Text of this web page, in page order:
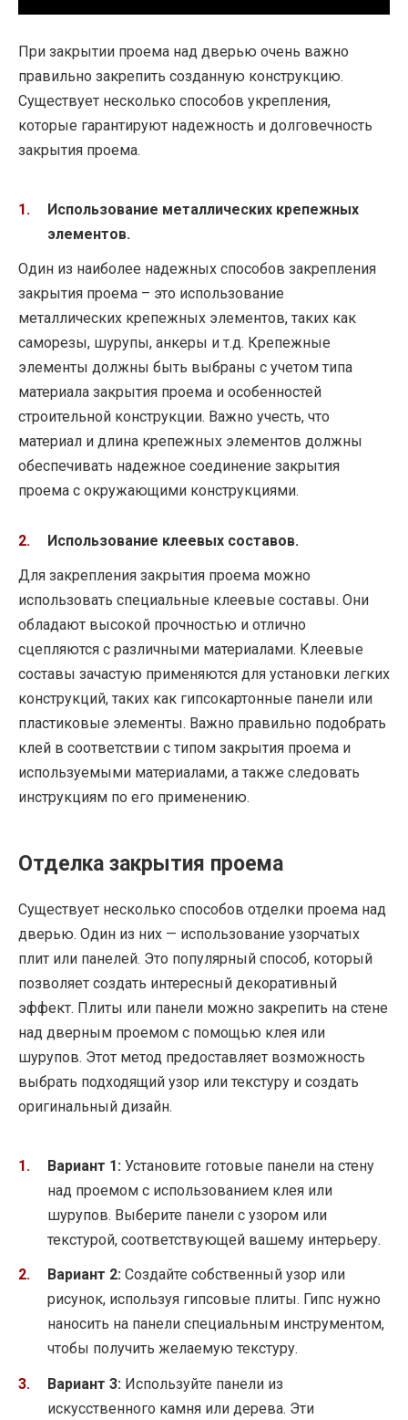
При закрытии проема над дверью очень важно
правильно закрепить созданную конструкцию.
Существует несколько способов укрепления,
которые гарантируют надежность и долговечность
закрытия проема.
Использование металлических крепежных
элементов.
Один из наиболее надежных способов закрепления
закрытия проема – это использование
металлических крепежных элементов, таких как
саморезы, шурупы, анкеры и т.д. Крепежные
элементы должны быть выбраны с учетом типа
материала закрытия проема и особенностей
строительной конструкции. Важно учесть, что
материал и длина крепежных элементов должны
обеспечивать надежное соединение закрытия
проема с окружающими конструкциями.
Использование клеевых составов.
Для закрепления закрытия проема можно
использовать специальные клеевые составы. Они
обладают высокой прочностью и отлично
сцепляются с различными материалами. Клеевые
составы зачастую применяются для установки легких
конструкций, таких как гипсокартонные панели или
пластиковые элементы. Важно правильно подобрать
клей в соответствии с типом закрытия проема и
используемыми материалами, а также следовать
инструкциям по его применению.
Отделка закрытия проема
Существует несколько способов отделки проема над
дверью. Один из них — использование узорчатых
плит или панелей. Это популярный способ, который
позволяет создать интересный декоративный
эффект. Плиты или панели можно закрепить на стене
над дверным проемом с помощью клея или
шурупов. Этот метод предоставляет возможность
выбрать подходящий узор или текстуру и создать
оригинальный дизайн.
Вариант 1: Установите готовые панели на стену
над проемом с использованием клея или
шурупов. Выберите панели с узором или
текстурой, соответствующей вашему интерьеру.
Вариант 2: Создайте собственный узор или
рисунок, используя гипсовые плиты. Гипс нужно
наносить на панели специальным инструментом,
чтобы получить желаемую текстуру.
Вариант 3: Используйте панели из
искусственного камня или дерева. Эти